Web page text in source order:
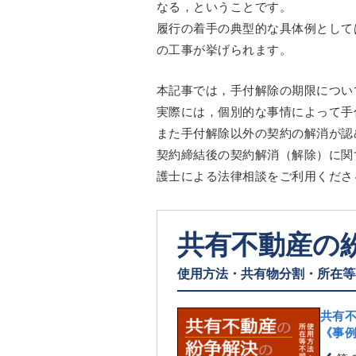
なる，ということです。
履行の着手の典型的な具体例とし
の工事が挙げられます。
本記事では，手付解除の期限につ
実際には，個別的な事情によって
また手付解除以外の契約の解消が
契約締結後の契約解消（解除）に
護士による法律相談をご利用くだ
共有不動産の
使用方法・共有物分割・所在
共有
《事